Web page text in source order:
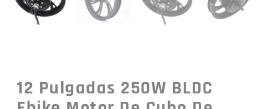
12 Pulgadas 250W BLDC